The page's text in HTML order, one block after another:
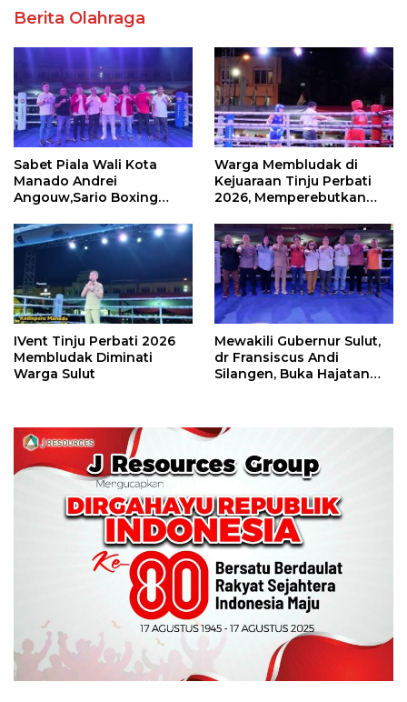
Berita Olahraga
Sabet Piala Wali Kota
Manado Andrei
Angouw,Sario Boxing
Perbati 2026
Warga Membludak di
Kejuaraan Tinju Perbati
2026, Memperebutkan
IVent Tinju Perbati 2026
Membludak Diminati
Warga Sulut
Mewakili Gubernur Sulut,
dr Fransiscus Andi
Silangen, Buka Hajatan